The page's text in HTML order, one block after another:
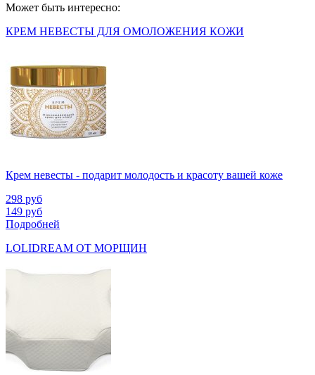
Может быть интересно:
КРЕМ НЕВЕСТЫ ДЛЯ ОМОЛОЖЕНИЯ КОЖИ
Крем невесты - подарит молодость и красоту вашей коже
298 руб
149 руб
Подробней
LOLIDREAM ОТ МОРЩИН